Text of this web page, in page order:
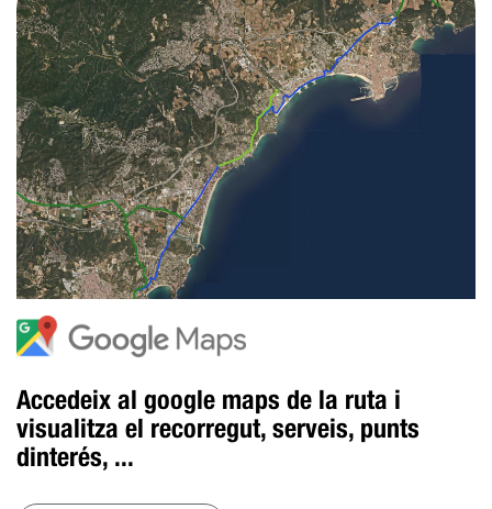
Accedeix al google maps de la ruta i
visualitza el recorregut, serveis, punts
dinterés, ...